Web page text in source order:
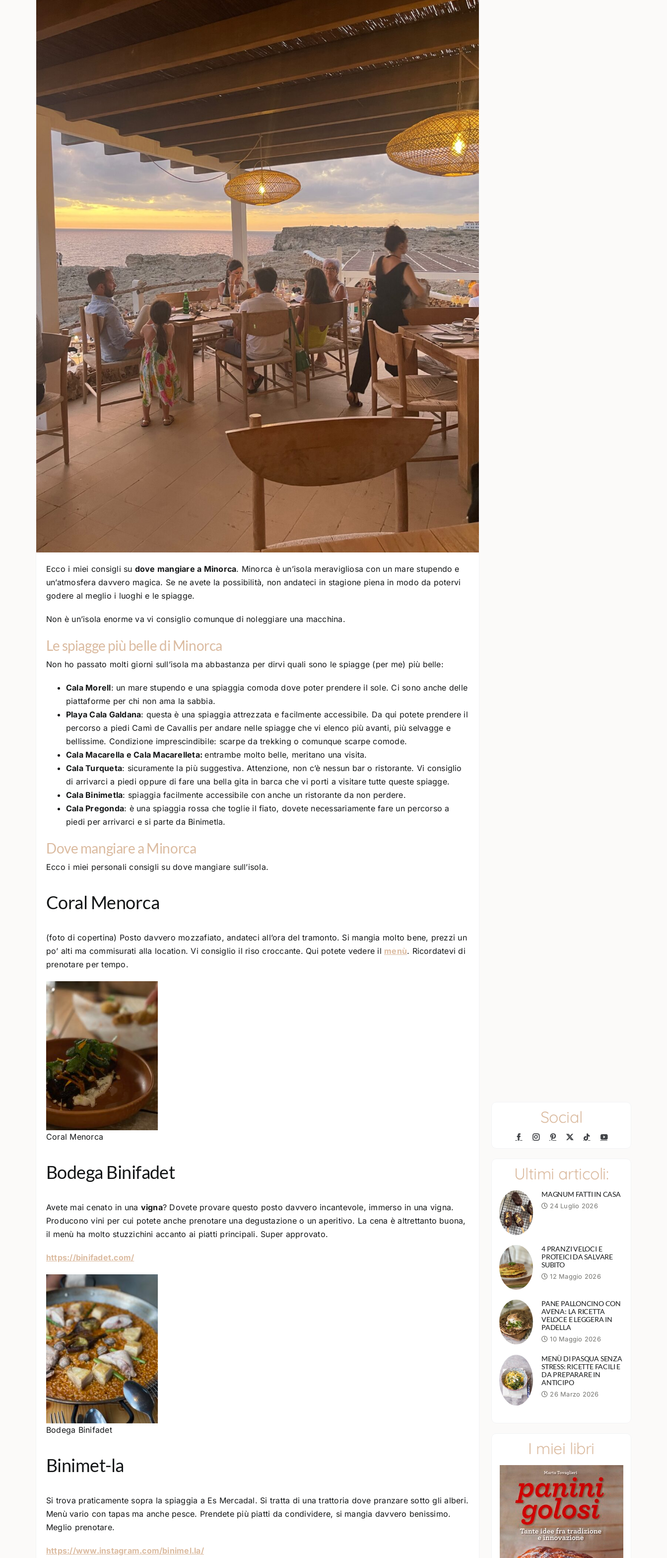
Ecco i miei consigli su dove mangiare a Minorca. Minorca è un’isola meravigliosa con un mare stupendo e
un’atmosfera davvero magica. Se ne avete la possibilità, non andateci in stagione piena in modo da potervi
godere al meglio i luoghi e le spiagge.
Non è un’isola enorme va vi consiglio comunque di noleggiare una macchina.
Le spiagge più belle di Minorca
Non ho passato molti giorni sull’isola ma abbastanza per dirvi quali sono le spiagge (per me) più belle:
Cala Morell: un mare stupendo e una spiaggia comoda dove poter prendere il sole. Ci sono anche delle
piattaforme per chi non ama la sabbia.
Playa Cala Galdana: questa è una spiaggia attrezzata e facilmente accessibile. Da qui potete prendere il
percorso a piedi Camì de Cavallis per andare nelle spiagge che vi elenco più avanti, più selvagge e
bellissime. Condizione imprescindibile: scarpe da trekking o comunque scarpe comode.
Cala Macarella e Cala Macarelleta:entrambe molto belle, meritano una visita.
Cala Turqueta: sicuramente la più suggestiva. Attenzione, non c’è nessun bar o ristorante. Vi consiglio
di arrivarci a piedi oppure di fare una bella gita in barca che vi porti a visitare tutte queste spiagge.
Cala Binimetla: spiaggia facilmente accessibile con anche un ristorante da non perdere.
Cala Pregonda: è una spiaggia rossa che toglie il fiato, dovete necessariamente fare un percorso a
piedi per arrivarci e si parte da Binimetla.
Dove mangiare a Minorca
Ecco i miei personali consigli su dove mangiare sull’isola.
Coral Menorca
(foto di copertina) Posto davvero mozzafiato, andateci all’ora del tramonto. Si mangia molto bene, prezzi un
po’ alti ma commisurati alla location. Vi consiglio il riso croccante. Qui potete vedere il menù. Ricordatevi di
prenotare per tempo.
Coral Menorca
Bodega Binifadet
Avete mai cenato in una vigna? Dovete provare questo posto davvero incantevole, immerso in una vigna.
Producono vini per cui potete anche prenotare una degustazione o un aperitivo. La cena è altrettanto buona,
il menù ha molto stuzzichini accanto ai piatti principali. Super approvato.
https://binifadet.com/
Bodega Binifadet
Binimet-la
Si trova praticamente sopra la spiaggia a Es Mercadal. Si tratta di una trattoria dove pranzare sotto gli alberi.
Menù vario con tapas ma anche pesce. Prendete più piatti da condividere, si mangia davvero benissimo.
Meglio prenotare.
https://www.instagram.com/binimel.la/
Social
Ultimi articoli:
MAGNUM FATTI IN CASA
24 Luglio 2026
4 PRANZI VELOCI E
PROTEICI DA SALVARE
SUBITO
12 Maggio 2026
PANE PALLONCINO CON
AVENA: LA RICETTA
VELOCE E LEGGERA IN
PADELLA
10 Maggio 2026
MENÙ DI PASQUA SENZA
STRESS: RICETTE FACILI E
DA PREPARARE IN
ANTICIPO
26 Marzo 2026
I miei libri